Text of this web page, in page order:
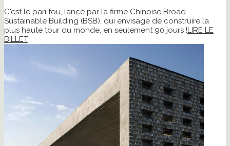
C'est le pari fou, lancé par la firme Chinoise Broad
Sustainable Building (BSB), qui envisage de construire la
plus haute tour du monde, en seulement 90 jours !LIRE LE
BILLET